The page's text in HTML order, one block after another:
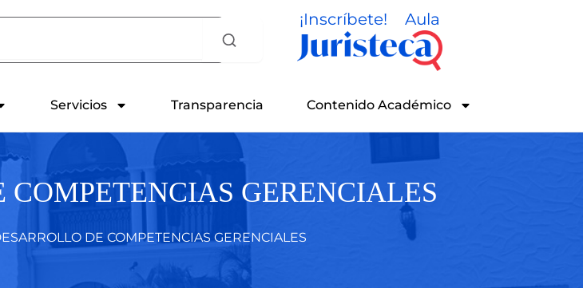
¡Inscríbete! Aula
Servicios Transparencia Contenido Académico
GERENCIALES
DE COMPETENCIAS GERENCIALES